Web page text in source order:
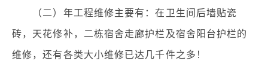
（二）年工程维修主要有：在卫生间后墙贴瓷
砖，天花修补，二栋宿舍走廊护栏及宿舍阳台护栏的
维修，还有各类大小维修已达几千件之多！